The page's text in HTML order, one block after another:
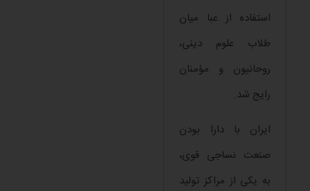
استفاده از عبا میان
طلاب علوم دینی،
روحانیون و مؤمنان
رایج شد.
ایران با دارا بودن
صنعت نساجی قوی،
به یکی از مراکز تولید